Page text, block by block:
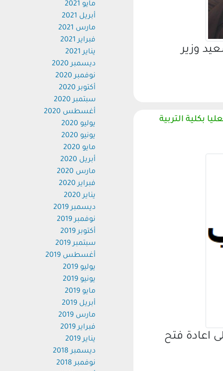
وزير
التربية
فتح
مايو 2021
أبريل 2021
مارس 2021
فبراير 2021
يناير 2021
ديسمبر 2020
نوفمبر 2020
أكتوبر 2020
سبتمبر 2020
أغسطس 2020
يوليو 2020
يونيو 2020
مايو 2020
أبريل 2020
مارس 2020
فبراير 2020
يناير 2020
ديسمبر 2019
نوفمبر 2019
أكتوبر 2019
سبتمبر 2019
أغسطس 2019
يوليو 2019
يونيو 2019
مايو 2019
أبريل 2019
مارس 2019
فبراير 2019
يناير 2019
ديسمبر 2018
نوفمبر 2018